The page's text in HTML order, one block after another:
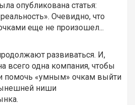
опубликована статья:
Очевидно, что
еще не произошел...
развиваться. И,
всего одна компания, чтобы
помочь «умным» очкам выйти
ниши